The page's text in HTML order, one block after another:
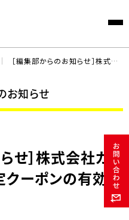
｜ ［編集部からのお知らせ］株式会社カネシロさま読者限定クーポンの有効期限について
お知らせ
せ］株式会社カ
ーポンの有効